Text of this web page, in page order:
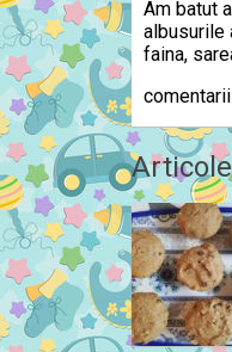
Am batut
albusurile
faina,
comentarii